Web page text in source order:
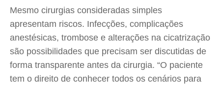
Mesmo cirurgias consideradas simples
apresentam riscos. Infecções, complicações
anestésicas, trombose e alterações na cicatrização
são possibilidades que precisam ser discutidas de
forma transparente antes da cirurgia. “O paciente
tem o direito de conhecer todos os cenários para